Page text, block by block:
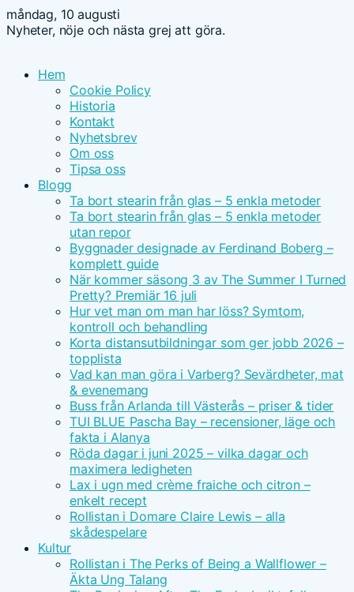
måndag, 10 augusti
Nyheter, nöje och nästa grej att göra.
Hem
Cookie Policy
Historia
Kontakt
Nyhetsbrev
Om oss
Tipsa oss
Blogg
Ta bort stearin från glas – 5 enkla metoder
Ta bort stearin från glas – 5 enkla metoder
utan repor
Byggnader designade av Ferdinand Boberg –
komplett guide
När kommer säsong 3 av The Summer I Turned
Pretty? Premiär 16 juli
Hur vet man om man har löss? Symtom,
kontroll och behandling
Korta distansutbildningar som ger jobb 2026 –
topplista
Vad kan man göra i Varberg? Sevärdheter, mat
& evenemang
Buss från Arlanda till Västerås – priser & tider
TUI BLUE Pascha Bay – recensioner, läge och
fakta i Alanya
Röda dagar i juni 2025 – vilka dagar och
maximera ledigheten
Lax i ugn med crème fraiche och citron –
enkelt recept
Rollistan i Domare Claire Lewis – alla
skådespelare
Kultur
Rollistan i The Perks of Being a Wallflower –
Äkta Ung Talang